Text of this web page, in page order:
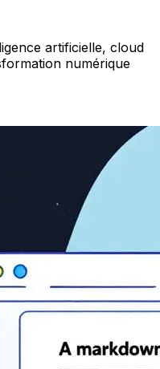
artificielle, cloud
numérique